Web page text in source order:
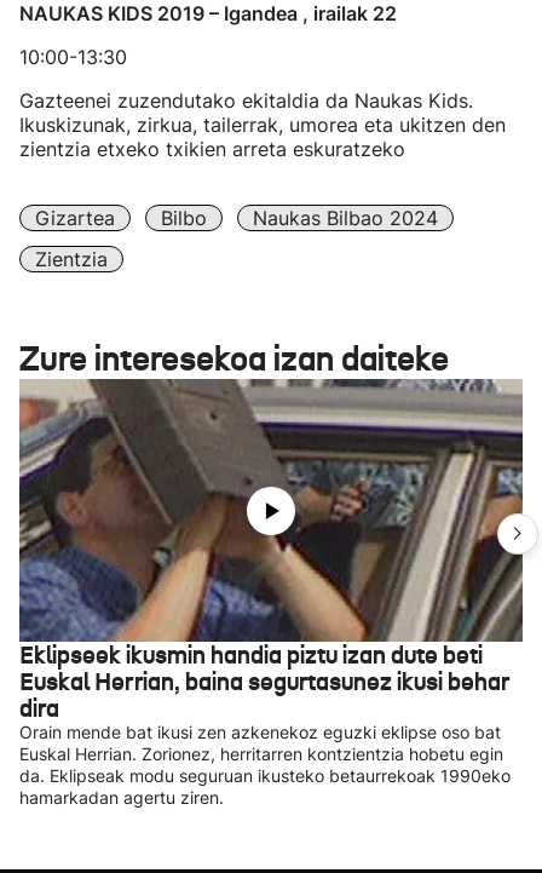
NAUKAS KIDS 2019 – Igandea , irailak 22
10:00-13:30
Gazteenei zuzendutako ekitaldia da Naukas Kids.
Ikuskizunak, zirkua, tailerrak, umorea eta ukitzen den
zientzia etxeko txikien arreta eskuratzeko
Gizartea Bilbo
Naukas Bilbao 2024
Zientzia
Zure interesekoa izan daiteke
Eklipseek ikusmin handia piztu izan dute beti
Euskal Herrian, baina segurtasunez ikusi behar
dira
Orain mende bat ikusi zen azkenekoz eguzki eklipse oso bat
Euskal Herrian. Zorionez, herritarren kontzientzia hobetu egin
da. Eklipseak modu seguruan ikusteko betaurrekoak 1990eko
hamarkadan agertu ziren.